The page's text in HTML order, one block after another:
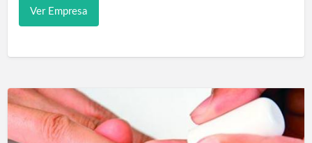
aparición: Ondas de Choque, es capaz e
interactúa en las patologías complejas a través de
decir, la cura.
El efecto terapéutico de las ondas de choque
Ver Empresa